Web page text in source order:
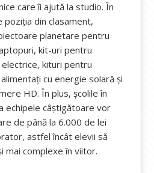
care îi ajută la studio. În
poziția din clasament,
planetare pentru
kit-uri pentru
kituri pentru
cu energie solară și
HD. În plus, școlile în
echipele câștigătoare vor
de până la 6.000 de lei
astfel încât elevii să
mai complexe în viitor.